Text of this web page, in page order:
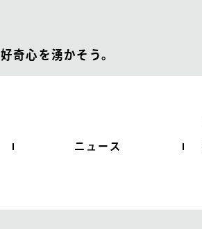
好奇心を湧かそう。
ニュース